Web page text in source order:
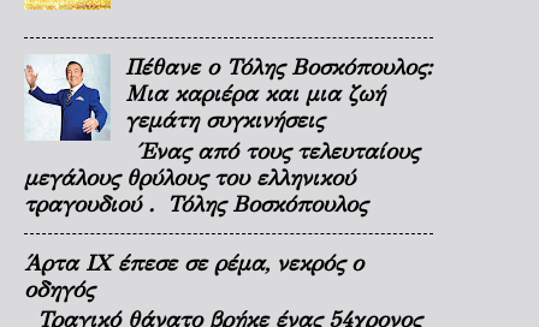
Πέθανε ο Τόλης Βοσκόπουλος:
Μια καριέρα και μια ζωή
γεμάτη συγκινήσεις
Ένας από τους τελευταίους
μεγάλους θρύλους του ελληνικού
τραγουδιού . Τόλης Βοσκόπουλος
Άρτα ΙΧ έπεσε σε ρέμα, νεκρός ο
οδηγός
Τραγικό θάνατο βρήκε ένας 54χρονος